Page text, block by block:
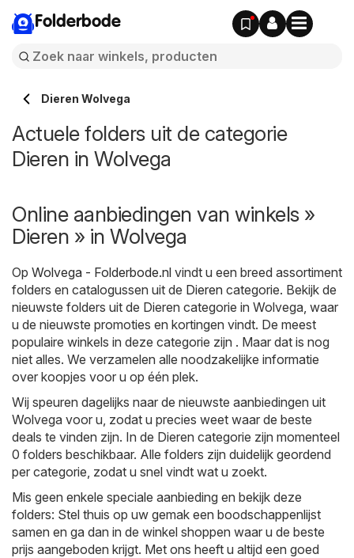
Folderbode
Dieren Wolvega
Actuele folders uit de categorie
Dieren in Wolvega
Online aanbiedingen van winkels »
Dieren » in Wolvega
Op Wolvega - Folderbode.nl vindt u een breed assortiment
folders en catalogussen uit de Dieren categorie. Bekijk de
nieuwste folders uit de Dieren categorie in Wolvega, waar
u de nieuwste promoties en kortingen vindt. De meest
populaire winkels in deze categorie zijn . Maar dat is nog
niet alles. We verzamelen alle noodzakelijke informatie
over koopjes voor u op één plek.
Wij speuren dagelijks naar de nieuwste aanbiedingen uit
Wolvega voor u, zodat u precies weet waar de beste
deals te vinden zijn. In de Dieren categorie zijn momenteel
0 folders beschikbaar. Alle folders zijn duidelijk geordend
per categorie, zodat u snel vindt wat u zoekt.
Mis geen enkele speciale aanbieding en bekijk deze
folders: Stel thuis op uw gemak een boodschappenlijst
samen en ga dan in de winkel shoppen waar u de beste
prijs aangeboden krijgt. Met ons heeft u altijd een goed